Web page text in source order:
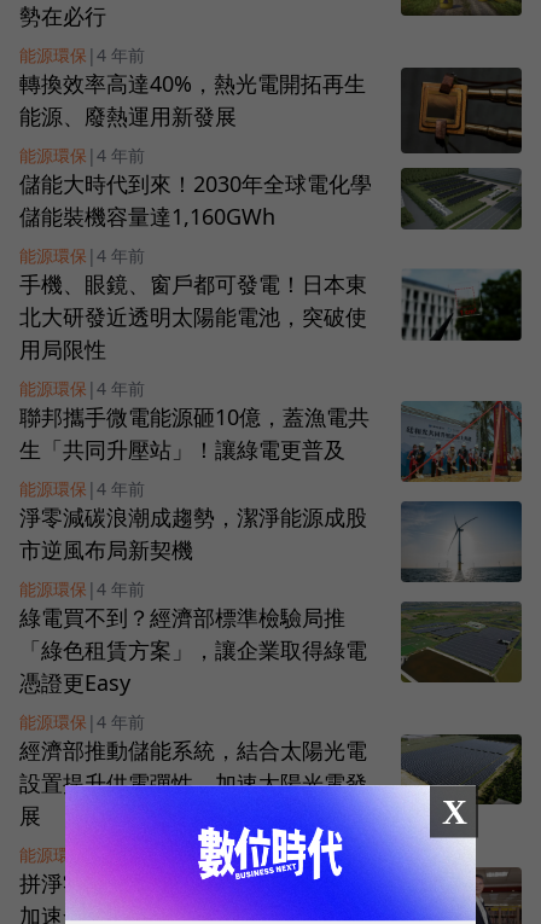
勢在必行
能源環保 | 4 年前
轉換效率高達40%，熱光電開拓再生
能源、廢熱運用新發展
能源環保 | 4 年前
儲能大時代到來！2030年全球電化學
儲能裝機容量達1,160GWh
能源環保 | 4 年前
手機、眼鏡、窗戶都可發電！日本東
北大研發近透明太陽能電池，突破使
用局限性
能源環保 | 4 年前
聯邦攜手微電能源砸10億，蓋漁電共
生「共同升壓站」！讓綠電更普及
能源環保 | 4 年前
淨零減碳浪潮成趨勢，潔淨能源成股
市逆風布局新契機
能源環保 | 4 年前
綠電買不到？經濟部標準檢驗局推
「綠色租賃方案」，讓企業取得綠電
憑證更Easy
能源環保 | 4 年前
經濟部推動儲能系統，結合太陽光電
設置提升供電彈性，加速太陽光電發
展
能源環保
拼淨零碳排，陳來助掌舵勤友光電，
加速發展第三代太陽能聚焦碳中和商
X